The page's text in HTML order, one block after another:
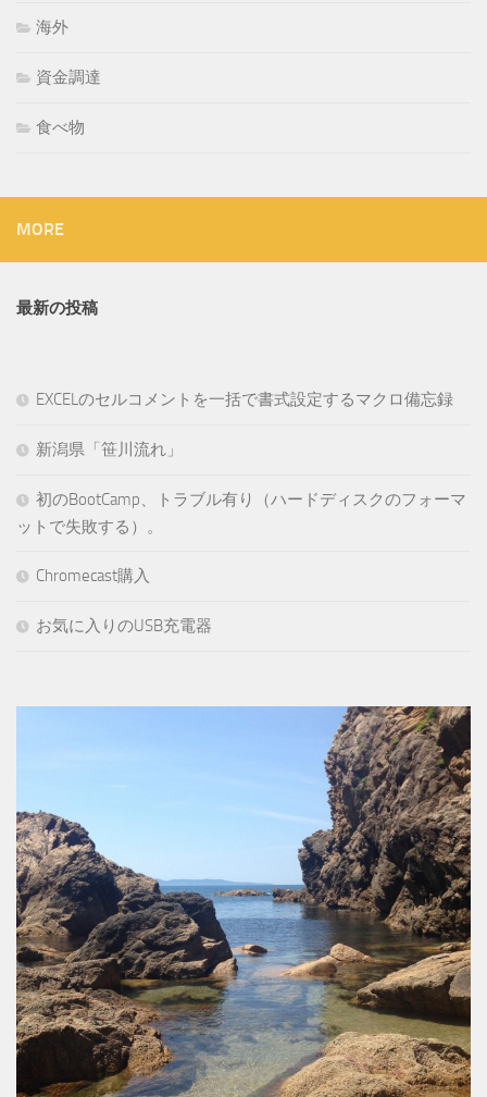
海外
資金調達
食べ物
MORE
最新の投稿
EXCELのセルコメントを一括で書式設定するマクロ備忘録
新潟県「笹川流れ」
初のBootCamp、トラブル有り（ハードディスクのフォーマ
ットで失敗する）。
Chromecast購入
お気に入りのUSB充電器